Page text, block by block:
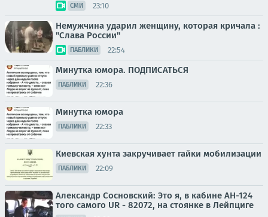
СМИ 23:10
Немужчина ударил женщину, которая кричала :
"Слава России"
ПАБЛИКИ 22:54
Минутка юмора. ПОДПИСАТЬСЯ
ПАБЛИКИ 22:36
Минутка юмора
ПАБЛИКИ 22:33
Киевская хунта закручивает гайки мобилизации
ПАБЛИКИ 22:09
Александр Сосновский: Это я, в кабине АН-124
того самого UR - 82072, на стоянке в Лейпциге